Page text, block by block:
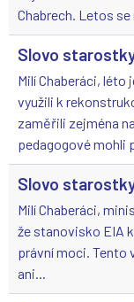
Chabrech. Letos
Slovo
Milí Chaberáci, léto
využili k
zaměřili zejména
pedagogové mohli
Slovo
Milí Chaberáci,
že stanovisko EIA
právní moci. Tento
ani...